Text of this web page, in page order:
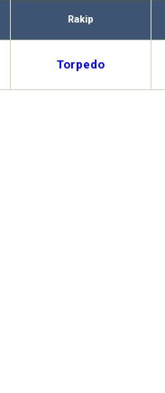
Rakip
Torpedo